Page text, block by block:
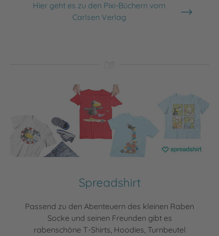
Hier geht es zu den Pixi-Büchern vom
Carlsen Verlag
Spreadshirt
Passend zu den Abenteuern des kleinen Raben
Socke und seinen Freunden gibt es
rabenschöne T-Shirts, Hoodies, Turnbeutel